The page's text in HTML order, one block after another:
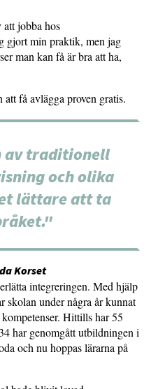
att jobba hos
gjort min praktik, men jag
man kan få är bra att ha,
få avlägga proven gratis.
av traditionell
och olika
lättare att ta
Korset
integreringen. Med hjälp
skolan under några år kunnat
Hittills har 55
har genomgått utbildningen i
och nu hoppas lärarna på